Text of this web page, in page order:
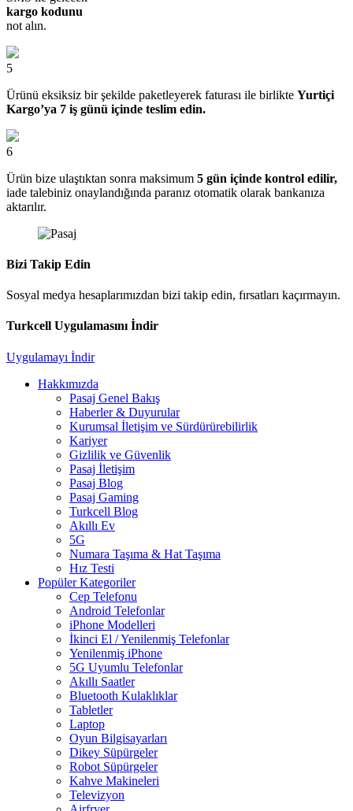
kargo kodunu
not alın.
5
Ürünü eksiksiz bir şekilde paketleyerek faturası ile birlikte Yurtiçi
Kargo’ya 7 iş günü içinde teslim edin.
6
Ürün bize ulaştıktan sonra maksimum 5 gün içinde kontrol edilir,
iade talebiniz onaylandığında paranız otomatik olarak bankanıza
aktarılır.
Bizi Takip Edin
Sosyal medya hesaplarımızdan bizi takip edin, fırsatları kaçırmayın.
Turkcell Uygulamasını İndir
Uygulamayı İndir
Hakkımızda
Pasaj Genel Bakış
Haberler & Duyurular
Kurumsal İletişim ve Sürdürürebilirlik
Kariyer
Gizlilik ve Güvenlik
Pasaj İletişim
Pasaj Blog
Pasaj Gaming
Turkcell Blog
Akıllı Ev
5G
Numara Taşıma & Hat Taşıma
Hız Testi
Popüler Kategoriler
Cep Telefonu
Android Telefonlar
iPhone Modelleri
İkinci El / Yenilenmiş Telefonlar
Yenilenmiş iPhone
5G Uyumlu Telefonlar
Akıllı Saatler
Bluetooth Kulaklıklar
Tabletler
Laptop
Oyun Bilgisayarları
Dikey Süpürgeler
Robot Süpürgeler
Kahve Makineleri
Televizyon